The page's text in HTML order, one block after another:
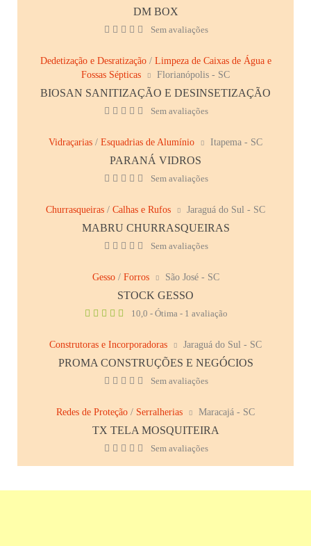
DM BOX
Sem avaliações
Dedetização e Desratização/ Limpeza de Caixas de Água e
Fossas Sépticas
Florianópolis - SC
BIOSAN SANITIZAÇÃO E DESINSETIZAÇÃO
Sem avaliações
Vidraçarias / Esquadrias de Alumínio Itapema - SC
PARANÁ VIDROS
Sem avaliações
Churrasqueiras / Calhas e Rufos Jaraguá do Sul - SC
MABRU CHURRASQUEIRAS
Sem avaliações
Gesso/ Forros São José - SC
STOCK GESSO
10,0 - Ótima - 1 avaliação
Construtoras e Incorporadoras Jaraguá do Sul - SC
PROMA CONSTRUÇÕES E NEGÓCIOS
Sem avaliações
Redes de Proteção / Serralherias Maracajá - SC
TX TELA MOSQUITEIRA
Sem avaliações